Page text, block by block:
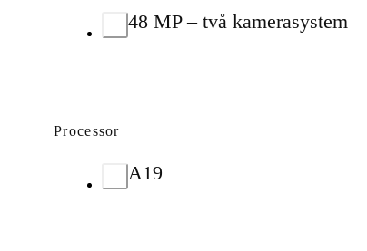
48 MP – två kamerasystem
Processor
A19